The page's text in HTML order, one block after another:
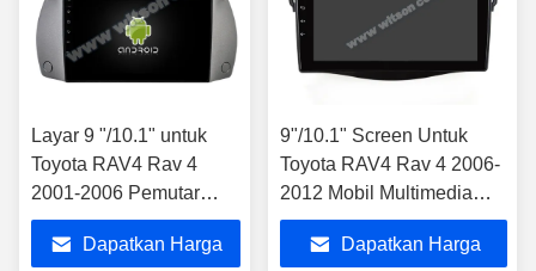
Layar 9 "/10.1" untuk
Toyota RAV4 Rav 4
2001-2006 Pemutar
CarPlay GPS Stereo
Multimedia Mobil
Dapatkan Harga
9"/10.1" Screen Untuk
Toyota RAV4 Rav 4 2006-
2012 Mobil Multimedia
Stereo
Dapatkan Harga